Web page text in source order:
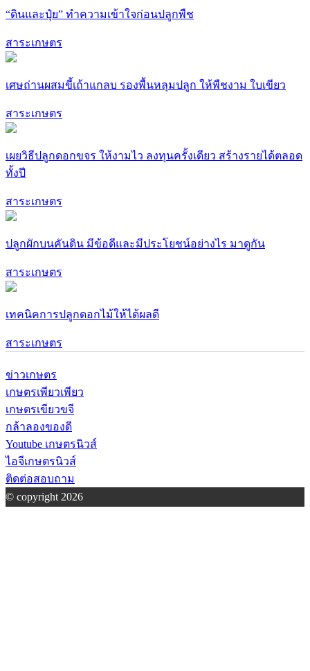
“ดินและปุ๋ย” ทำความเข้าใจก่อนปลูกพืช
สาระเกษตร
เศษถ่านผสมขี้เถ้าแกลบ รองพื้นหลุมปลูก ให้พืชงาม ใบเขียว
สาระเกษตร
เผยวิธีปลูกดอกขจร ให้งามไว ลงทุนครั้งเดียว สร้างรายได้ตลอด
ทั้งปี
สาระเกษตร
ปลูกผักบนคันดิน มีข้อดีและมีประโยชน์อย่างไร มาดูกัน
สาระเกษตร
เทคนิคการปลูกดอกไม้ให้ได้ผลดี
สาระเกษตร
ข่าวเกษตร
เกษตรเพียวเพียว
เกษตรเขียวขจี
กล้าลองของดี
Youtube เกษตรนิวส์
ไอจีเกษตรนิวส์
ติดต่อสอบถาม
© copyright 2026